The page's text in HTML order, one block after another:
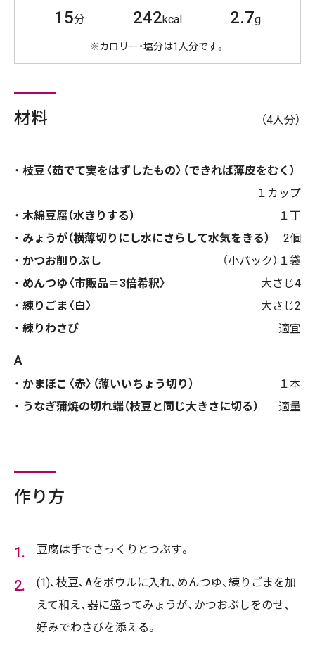
15分 242kcal 2.7g
※カロリー・塩分は1人分です。
材料 （4人分）
枝豆〈茹でて実をはずしたもの〉（できれば薄皮をむく）
１カップ
木綿豆腐（水きりする）
１丁
みょうが（横薄切りにし水にさらして水気をきる）
2個
かつお削りぶし
（小パック）１袋
めんつゆ〈市販品＝3倍希釈〉
大さじ4
練りごま〈白〉
大さじ2
練りわさび
適宜
A
かまぼこ〈赤〉（薄いいちょう切り）
１本
うなぎ蒲焼の切れ端（枝豆と同じ大きさに切る）
適量
作り方
豆腐は手でさっくりとつぶす。
(1)、枝豆、Aをボウルに入れ、めんつゆ、練りごまを加
えて和え、器に盛ってみょうが、かつおぶしをのせ、
好みでわさびを添える。